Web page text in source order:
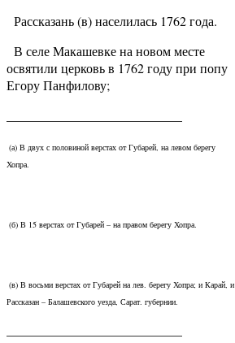
Рассказань (в) населилась 1762 года.
В селе Макашевке на новом месте
освятили церковь в 1762 году при попу
Егору Панфилову;
(а) В двух с половиной верстах от Губарей, на левом берегу
Хопра.
(б) В 15 верстах от Губарей – на правом берегу Хопра.
(в) В восьми верстах от Губарей на лев. берегу Хопра; и Карай, и
Рассказан – Балашевского уезда, Сарат. губернии.